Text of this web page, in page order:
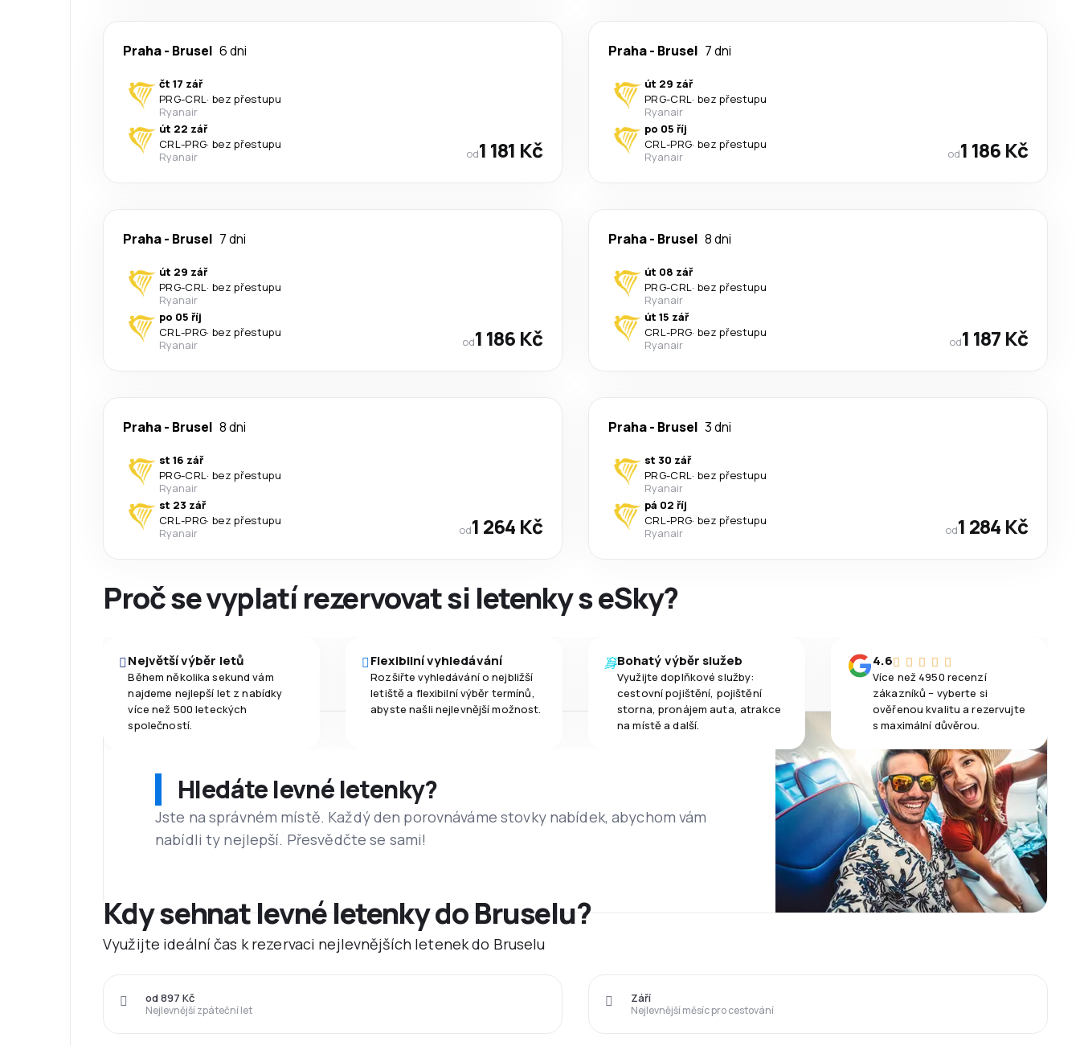
Praha- Brusel 6 dni
čt 17 zář
PRG-CRL · bez přestupu
Ryanair
út 22 zář
CRL -PRG· bez přestupu
Ryanair
od1 181 Kč
Praha- Brusel 7 dni
út 29 zář
PRG-CRL · bez přestupu
Ryanair
po 05 říj
CRL -PRG· bez přestupu
Ryanair
od1 186 Kč
Praha- Brusel 7 dni
út 29 zář
PRG-CRL · bez přestupu
Ryanair
po 05 říj
CRL -PRG· bez přestupu
Ryanair
od1 186 Kč
Praha- Brusel 8 dni
út 08 zář
PRG-CRL · bez přestupu
Ryanair
út 15 zář
CRL -PRG· bez přestupu
Ryanair
od1 187 Kč
Praha- Brusel 8 dni
st 16 zář
PRG-CRL · bez přestupu
Ryanair
st 23 zář
CRL -PRG· bez přestupu
Ryanair
od1 264 Kč
Praha- Brusel 3 dni
st 30 zář
PRG-CRL · bez přestupu
Ryanair
pá 02 říj
CRL -PRG· bez přestupu
Ryanair
od1 284 Kč
Proč se vyplatí rezervovat si letenky s eSky?
Největší výběr letů
Během několika sekund vám
najdeme nejlepší let z nabídky
více než 500 leteckých
společností.
Flexibilní vyhledávání
Rozšiřte vyhledávání o nejbližší
letiště a flexibilní výběr termínů,
abyste našli nejlevnější možnost.
Bohatý výběr služeb
Využijte doplňkové služby:
cestovní pojištění, pojištění
storna, pronájem auta, atrakce
na místě a další.
4.6
Více než 4950 recenzí
zákazníků – vyberte si
ověřenou kvalitu a rezervujte
s maximální důvěrou.
Hledáte levné letenky?
Jste na správném místě. Každý den porovnáváme stovky nabídek, abychom vám
nabídli ty nejlepší. Přesvědčte se sami!
Kdy sehnat levné letenky do Bruselu?
Využijte ideální čas k rezervaci nejlevnějších letenek do Bruselu
Nejlevnější zpáteční let
od 897 Kč
Nejlevnější měsíc pro cestování
Září